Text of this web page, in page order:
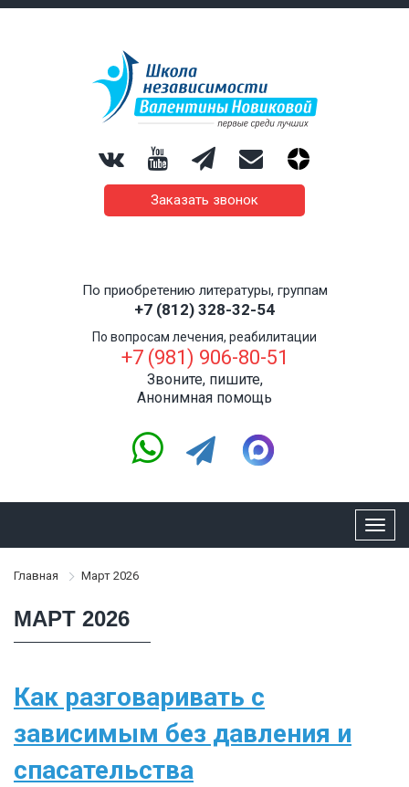
Заказать звонок
По приобретению литературы, группам
+7 (812) 328-32-54
По вопросам лечения, реабилитации
+7 (981) 906-80-51
Звоните, пишите,
Анонимная помощь
Главная Март 2026
МАРТ 2026
Как разговаривать с
зависимым без давления и
спасательства